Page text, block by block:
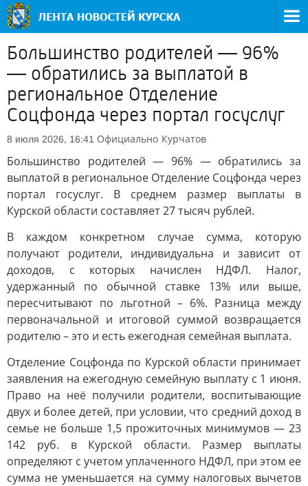
Большинство родителей — 96%
— обратились за выплатой в
региональное Отделение
Соцфонда через портал госуслуг
8 июля 2026, 16:41 Официально Курчатов
Большинство родителей — 96% — обратились за
выплатой в региональное Отделение Соцфонда через
портал госуслуг. В среднем размер выплаты в
Курской области составляет 27 тысяч рублей.
В каждом конкретном случае сумма, которую
получают родители, индивидуальна и зависит от
доходов, с которых начислен НДФЛ. Налог,
удержанный по обычной ставке 13% или выше,
пересчитывают по льготной – 6%. Разница между
первоначальной и итоговой суммой возвращается
родителю – это и есть ежегодная семейная выплата.
Отделение Соцфонда по Курской области принимает
заявления на ежегодную семейную выплату с 1 июня.
Право на неё получили родители, воспитывающие
двух и более детей, при условии, что средний доход в
семье не больше 1,5 прожиточных минимумов — 23
142 руб. в Курской области. Размер выплаты
определяют с учетом уплаченного НДФЛ, при этом ее
сумма не уменьшается на сумму налоговых вычетов